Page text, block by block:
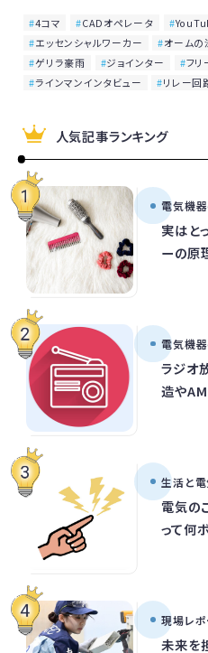
4コマ CADオペレータ
エッセンシャルワーカー
オームの
ゲリラ豪雨
ジョインター フリ
ラインマンインタビュー
リレー回
人気記事ランキング
電気機
実はと
ーの原
電気機
ラジオ
造や
生活と電
電気の
って何ボ
現場レポ
未来を